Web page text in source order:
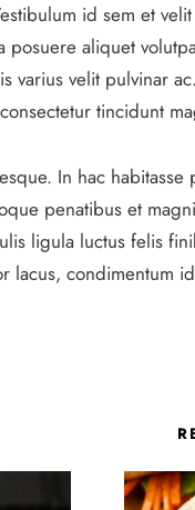
id sem et
aliquet
varius velit pulvinar
tincidunt
In hac
penatibus et
ligula luctus felis
condimentum